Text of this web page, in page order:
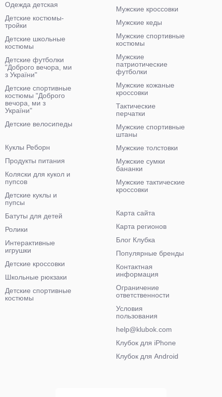
Одежда детская
Детские костюмы-
тройки
Детские школьные
костюмы
Детские футболки
"Доброго вечора, ми
з України"
Детские спортивные
костюмы "Доброго
вечора, ми з
України"
Детские велосипеды
Мужские кроссовки
Мужские кеды
Мужские спортивные
костюмы
Мужские
патриотические
футболки
Мужские кожаные
кроссовки
Тактические
перчатки
Мужские спортивные
штаны
Мужские толстовки
Мужские сумки
бананки
Мужские тактические
кроссовки
Куклы Реборн
Продукты питания
Коляски для кукол и
пупсов
Детские куклы и
пупсы
Батуты для детей
Ролики
Интерактивные
игрушки
Детские кроссовки
Школьные рюкзаки
Детские спортивные
костюмы
Карта сайта
Карта регионов
Блог Клубка
Популярные бренды
Контактная
информация
Ограничение
ответственности
Условия
пользования
help@klubok.com
Клубок для iPhone
Клубок для Android